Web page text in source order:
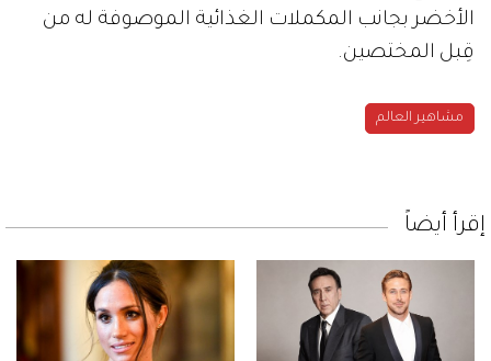
الأخضر بجانب المكملات الغذائية الموصوفة له من
قِبل المختصين.
مشاهير العالم
إقرأ أيضاً